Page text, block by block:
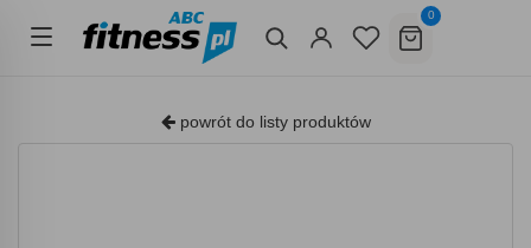
0
powrót do listy produktów